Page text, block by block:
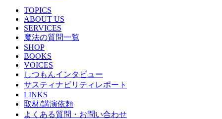
TOPICS
ABOUT US
SERVICES
魔法の質問一覧
SHOP
BOOKS
VOICES
しつもんインタビュー
サスティナビリティレポート
LINKS
取材/講演依頼
よくある質問・お問い合わせ